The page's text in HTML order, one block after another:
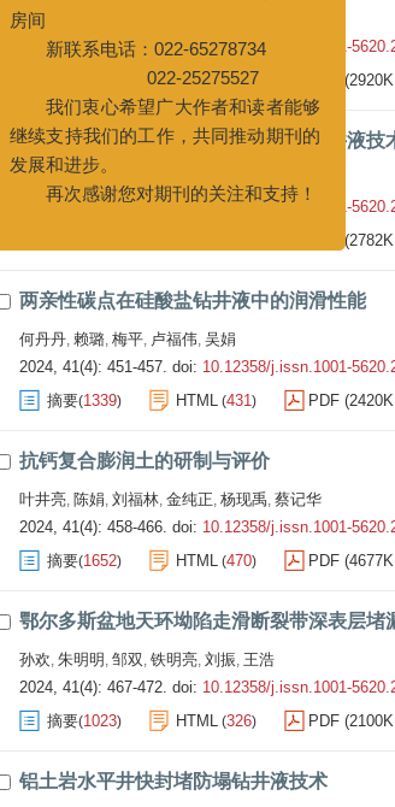
李亮
2024, 41(4): 437-443.doi:10.12358/j.issn.1001-
HTML(491) PDF
超深缝洞型碳酸盐岩储层超低密度钻井液技
张绍俊 杨成新
2024, 41(4): 444-450. doi: 10.12358/j.issn.1001-
PDF
两亲性碳点在硅酸盐钻井液中的润滑性能
何丹丹, 赖璐, 梅平, 卢福伟, 吴娟
2024, 41(4): 451-457. doi: 10.12358/j.issn.1001-
摘要(1339) HTML (431) PDF
抗钙复合膨润土的研制与评价
叶井亮, 陈娟, 刘福林, 金纯正, 杨现禹, 蔡记华
2024, 41(4): 458-466. doi: 10.12358/j.issn.1001-
摘要(1652) HTML (470) PDF
鄂尔多斯盆地天环坳陷走滑断裂带深表层堵
孙欢, 朱明明 , 邹双, 铁明亮, 刘振, 王浩
2024, 41(4): 467-472. doi: 10.12358/j.issn.1001-
摘要(1023) HTML (326) PDF
铝土岩水平井快封堵防塌钻井液技术
第二大街83号中国石油天津大厦A517
新联系电话：022-65278734
022-25275527
继续支持我们的工作，共同推动期刊的
再次感谢您对期刊的关注和支持！